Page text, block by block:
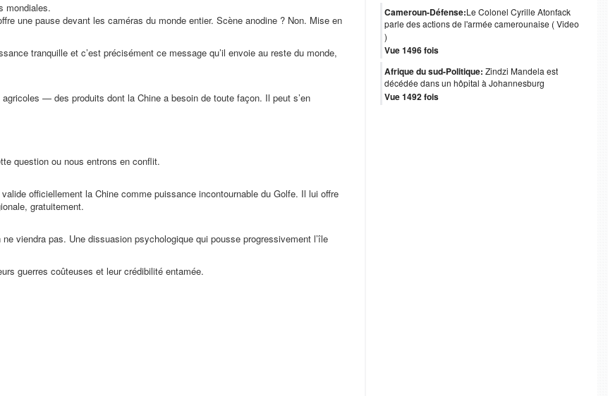
mondiales.
une pause devant les caméras du monde entier. Scène anodine ? Non. Mise en
tranquille et c’est précisément ce message qu’il envoie au reste du monde,
— des produits dont la Chine a besoin de toute façon. Il peut s’en
question ou nous entrons en conflit.
officiellement la Chine comme puissance incontournable du Golfe. Il lui offre
gratuitement.
viendra pas. Une dissuasion psychologique qui pousse progressivement l’île
guerres coûteuses et leur crédibilité entamée.
Cameroun-Défense:Le Colonel Cyrille Atonfack
parle des actions de l'armée camerounaise ( Video
)
Vue 1496 fois
Afrique du sud-Politique: Zindzi Mandela est
décédée dans un hôpital à Johannesburg
Vue 1492 fois